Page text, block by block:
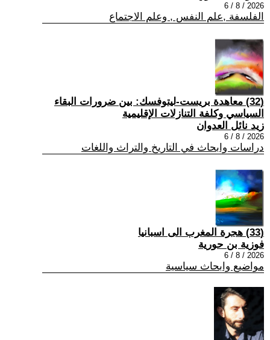
2026 / 8 / 6
الفلسفة ,علم النفس , وعلم الاجتماع
(32) معاهدة بريست-ليتوفسك: بين ضرورات البقاء
السياسي وكلفة التنازلات الإقليمية
زيد نائل العدوان
2026 / 8 / 6
دراسات وابحاث في التاريخ والتراث واللغات
(33) هجرة المغرب الى اسبانيا
فوزية بن حورية
2026 / 8 / 6
مواضيع وابحاث سياسية